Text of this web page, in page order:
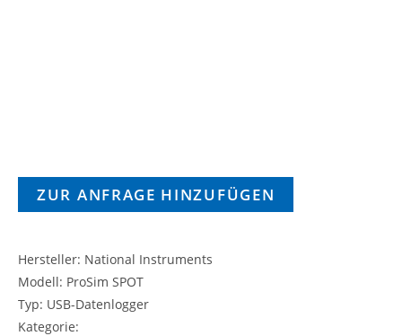
ZUR ANFRAGE HINZUFÜGEN
Hersteller: National Instruments
Modell: ProSim SPOT
Typ: USB-Datenlogger
Kategorie: